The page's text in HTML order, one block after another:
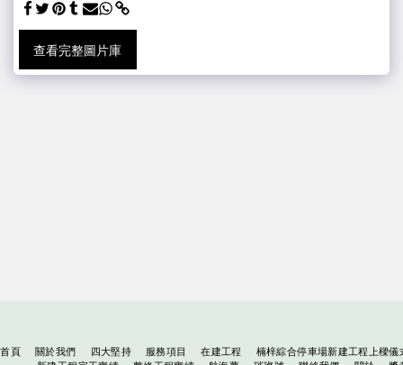
查看完整圖片庫
首頁 關於我們 四大堅持 服務項目 在建工程
楠梓綜合停車場新建工程上樑儀